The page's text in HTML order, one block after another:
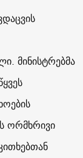
მინისტრებმა
ორმხრივი